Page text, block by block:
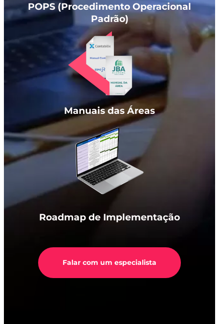
POPS (Procedimento Operacional
Padrão)
Manuais das Áreas
Roadmap de Implementação
Falar com um especialista